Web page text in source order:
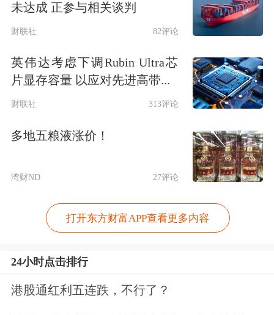
热点要闻
美银展望半导体
行业：AI投资持续扩张
存储周期逻辑或被改写
Tech Conference）召开前夕，美银发布
最新半导体行业展望报告，围绕人工智
和模拟芯片四大领域梳理了市场最关
阶段。随着
AI应用 从
未达成 正参与相关谈判
财联社 82评论
英伟达考虑下调Rubin Ultra芯
片显存容量 以应对先进高带...
财联社 313评论
多地五粮液涨价！
湾财ND 27评论
打开东方财富APP查看更多内容
24小时点击排行
港股通红利五连跌，不行了？